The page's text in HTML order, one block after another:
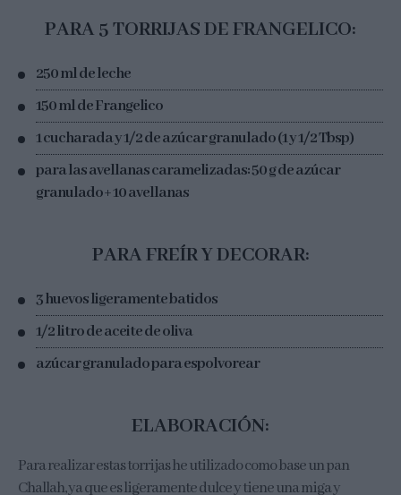
PARA 5 TORRIJAS DE FRANGELICO:
250 ml de leche
150 ml de Frangelico
1 cucharada y 1/2 de azúcar granulado (1 y 1/2 Tbsp)
para las avellanas caramelizadas: 50 g de azúcar
granulado + 10 avellanas
PARA FREÍR Y DECORAR:
3 huevos ligeramente batidos
1/2 litro de aceite de oliva
azúcar granulado para espolvorear
ELABORACIÓN:
Para realizar estas torrijas he utilizado como base un pan
Challah, ya que es ligeramente dulce y tiene una miga y